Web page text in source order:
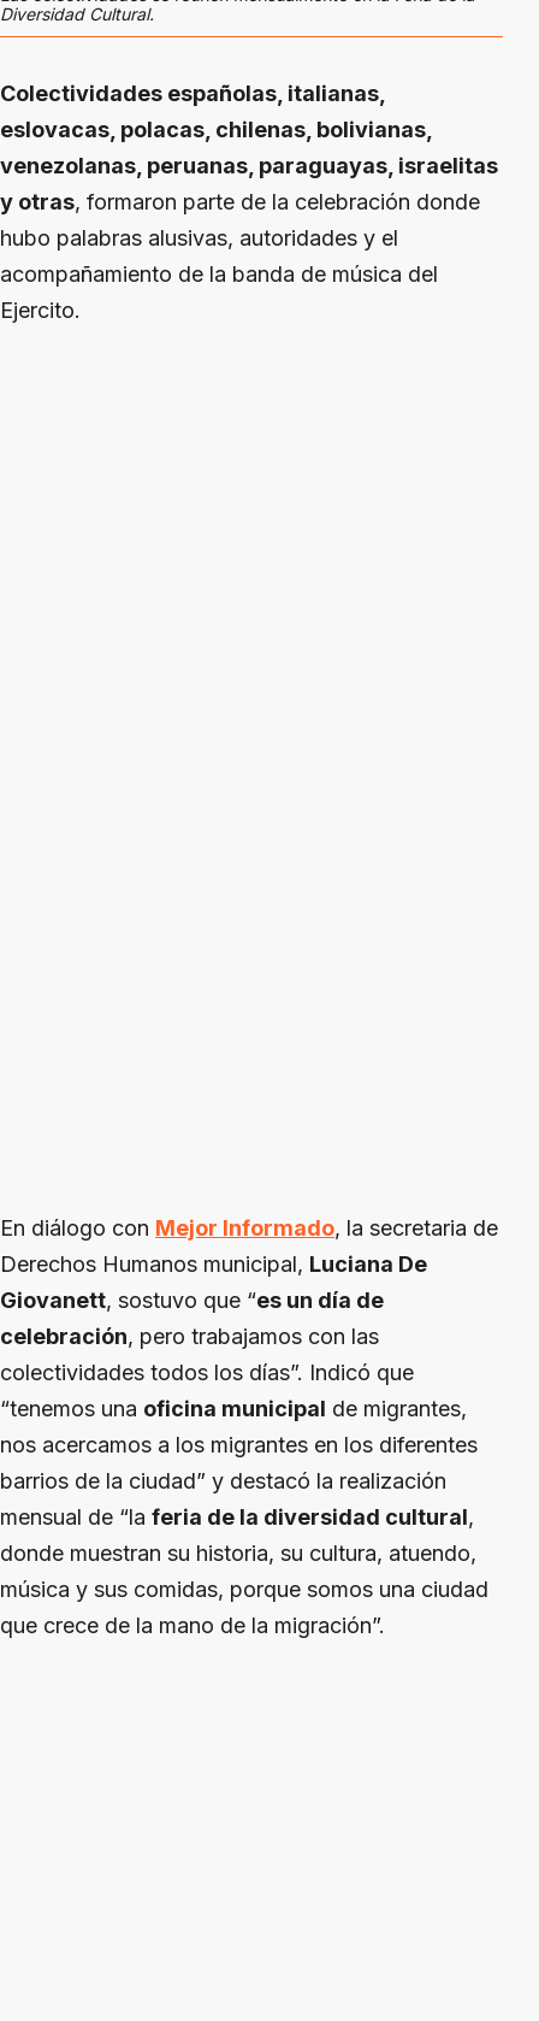
Diversidad Cultural.
Colectividades españolas, italianas,
eslovacas, polacas, chilenas, bolivianas,
venezolanas, peruanas, paraguayas, israelitas
y otras, formaron parte de la celebración donde
hubo palabras alusivas, autoridades y el
acompañamiento de la banda de música del
Ejercito.
En diálogo con Mejor Informado, la secretaria de
Derechos Humanos municipal, Luciana De
Giovanett, sostuvo que “es un día de
celebración, pero trabajamos con las
colectividades todos los días”. Indicó que
“tenemos una oficina municipal de migrantes,
nos acercamos a los migrantes en los diferentes
barrios de la ciudad” y destacó la realización
mensual de “la feria de la diversidad cultural,
donde muestran su historia, su cultura, atuendo,
música y sus comidas, porque somos una ciudad
que crece de la mano de la migración”.